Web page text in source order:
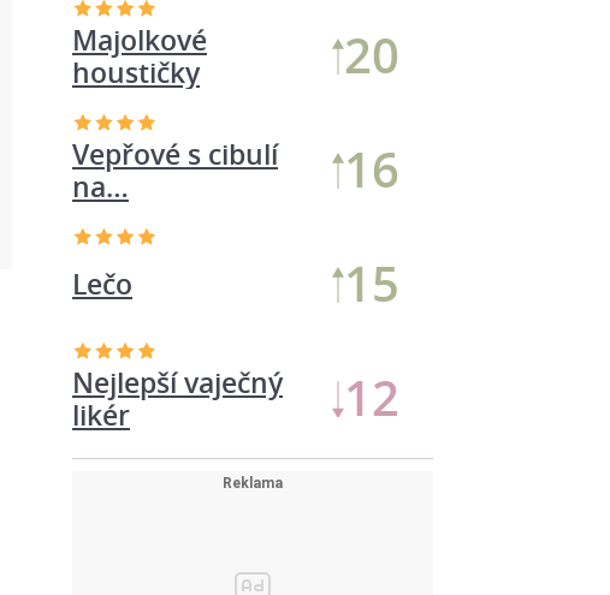
Majolkové
houstičky
20
Vepřové s cibulí
na…
16
Lečo 15
Nejlepší vaječný
likér
12